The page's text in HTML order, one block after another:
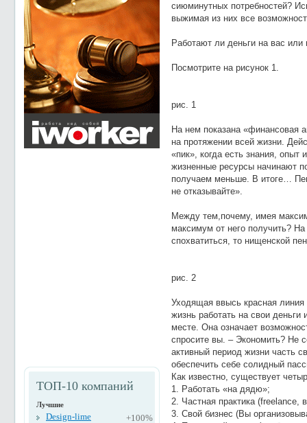
ТОП-10 компаний
Лучшие
Design-lime
+100%
сиюминутных потребностей?
выжимая из них все
Работают ли деньги на вас или
Посмотрите на рисунок 1.
рис. 1
На нем показана «финансовая
на протяжении всей жизни.
«пик», когда есть знания,
жизненные ресурсы начинают
получаем меньше. В итоге…
не отказывайте».
Между тем,почему, имея
максимум от него получить?
спохватиться, то нищенской
рис. 2
Уходящая ввысь красная линия
жизнь работать на свои
месте. Она означает
спросите вы. – Экономить? Не
активный период жизни часть
обеспечить себе солидный
Как известно, существует
1. Работать «на дядю»;
2. Частная практика (freelance,
3. Свой бизнес (Вы